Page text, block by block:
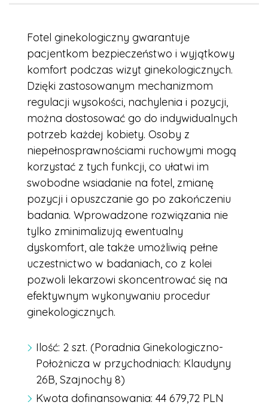
Fotel ginekologiczny gwarantuje
pacjentkom bezpieczeństwo i wyjątkowy
komfort podczas wizyt ginekologicznych.
Dzięki zastosowanym mechanizmom
regulacji wysokości, nachylenia i pozycji,
można dostosować go do indywidualnych
potrzeb każdej kobiety. Osoby z
niepełnosprawnościami ruchowymi mogą
korzystać z tych funkcji, co ułatwi im
swobodne wsiadanie na fotel, zmianę
pozycji i opuszczanie go po zakończeniu
badania. Wprowadzone rozwiązania nie
tylko zminimalizują ewentualny
dyskomfort, ale także umożliwią pełne
uczestnictwo w badaniach, co z kolei
pozwoli lekarzowi skoncentrować się na
efektywnym wykonywaniu procedur
ginekologicznych.
Ilość: 2 szt. (Poradnia Ginekologiczno-
Położnicza w przychodniach: Klaudyny
26B, Szajnochy 8)
Kwota dofinansowania: 44 679,72 PLN